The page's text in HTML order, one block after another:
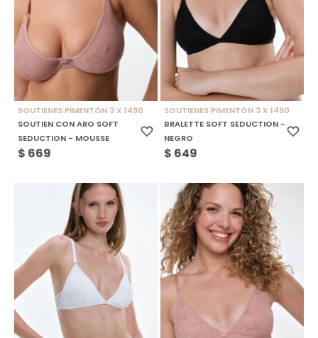
SOUTIENES PIMENTÓN 3 X 1490
SOUTIEN CON ARO SOFT
SEDUCTION - MOUSSE
$ 669
SOUTIENES PIMENTÓN 3 X 1490
BRALETTE SOFT SEDUCTION -
NEGRO
$ 649